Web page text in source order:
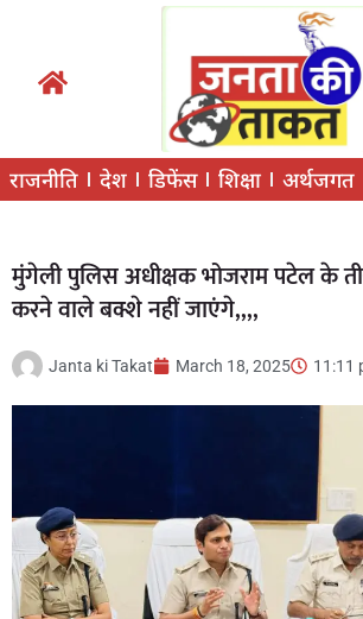
राजनीति देश डिफेंस शिक्षा अर्थजगत
मुंगेली पुलिस अधीक्षक भोजराम पटेल के
करने वाले बक्शे नहीं जाएंगे,,,,
Janta ki Takat March 18, 2025 11:11